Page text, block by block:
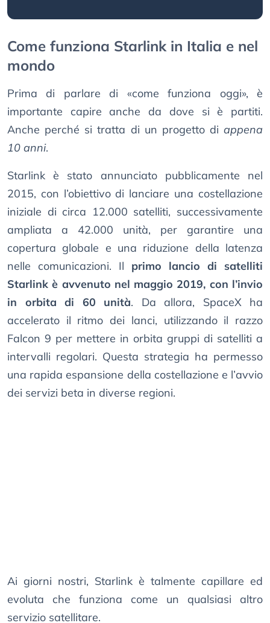
Come funziona Starlink in Italia e nel
mondo
Prima di parlare di «come funziona oggi», è
importante capire anche da dove si è partiti.
Anche perché si tratta di un progetto di appena
10 anni.
Starlink è stato annunciato pubblicamente nel
2015, con l’obiettivo di lanciare una costellazione
iniziale di circa 12.000 satelliti, successivamente
ampliata a 42.000 unità, per garantire una
copertura globale e una riduzione della latenza
nelle comunicazioni. Il primo lancio di satelliti
Starlink è avvenuto nel maggio 2019, con l’invio
in orbita di 60 unità. Da allora, SpaceX ha
accelerato il ritmo dei lanci, utilizzando il razzo
Falcon 9 per mettere in orbita gruppi di satelliti a
intervalli regolari. Questa strategia ha permesso
una rapida espansione della costellazione e l’avvio
dei servizi beta in diverse regioni.
Ai giorni nostri, Starlink è talmente capillare ed
evoluta che funziona come un qualsiasi altro
servizio satellitare.